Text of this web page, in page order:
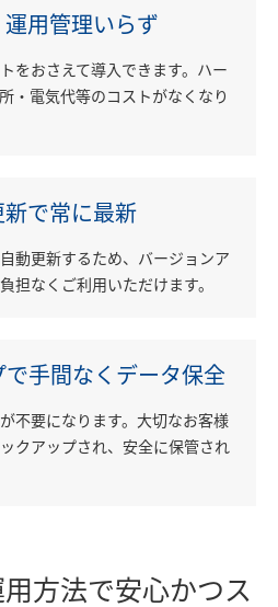
運用管理いらず
をおさえて導入できます。ハー
・電気代等のコストがなくなり
新で常に最新
動更新するため、バージョンア
担なくご利用いただけます。
で手間なくデータ保全
不要になります。大切なお客様
クアップされ、安全に保管され
方法で安心かつス